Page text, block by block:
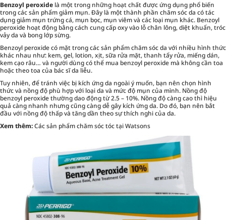
Benzoyl peroxide là một trong những hoạt chất được ứng dụng phổ biến
trong các sản phẩm giảm mụn. Đây là một thành phần chăm sóc da có tác
dụng giảm mụn trứng cá, mụn bọc, mụn viêm và các loại mụn khác. Benzoyl
peroxide hoạt động bằng cách cung cấp oxy vào lỗ chân lông, diệt khuẩn, tróc
vảy da và bong lớp sừng.
Benzoyl peroxide có mặt trong các sản phẩm chăm sóc da với nhiều hình thức
khác nhau như: kem, gel, lotion, xịt, sữa rửa mặt, thanh tẩy rửa, miếng dán,
kem cạo râu… và người dùng có thể mua benzoyl peroxide mà không cần toa
hoặc theo toa của bác sĩ da liễu.
Tuy nhiên, để tránh việc bị kích ứng da ngoài ý muốn, bạn nên chọn hình
thức và nồng độ phù hợp với loại da và mức độ mụn của mình. Nồng độ
benzoyl peroxide thường dao động từ 2.5 – 10%. Nồng độ càng cao thì hiệu
quả càng nhanh nhưng cũng càng dễ gây kích ứng da. Do đó, bạn nên bắt
đầu với nồng độ thấp và tăng dần theo sự thích nghi của da.
Xem thêm:Các sản phẩm chăm sóc tóc tại Watsons